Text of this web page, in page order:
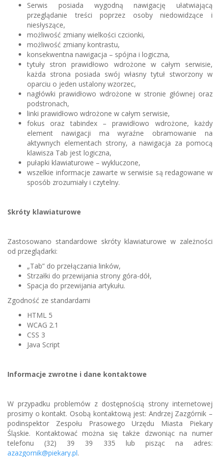
Serwis posiada wygodną nawigację ułatwiającą
przeglądanie treści poprzez osoby niedowidzące i
niesłyszące,
możliwość zmiany wielkości czcionki,
możliwość zmiany kontrastu,
konsekwentna nawigacja – spójna i logiczna,
tytuły stron prawidłowo wdrożone w całym serwisie,
każda strona posiada swój własny tytuł stworzony w
oparciu o jeden ustalony wzorzec,
nagłówki prawidłowo wdrożone w stronie głównej oraz
podstronach,
linki prawidłowo wdrożone w całym serwisie,
fokus oraz tabindex – prawidłowo wdrożone, każdy
element nawigacji ma wyraźne obramowanie na
aktywnych elementach strony, a nawigacja za pomocą
klawisza Tab jest logiczna,
pułapki klawiaturowe – wykluczone,
wszelkie informacje zawarte w serwisie są redagowane w
sposób zrozumiały i czytelny.
Skróty klawiaturowe
Zastosowano standardowe skróty klawiaturowe w zależności
od przeglądarki:
„Tab” do przełączania linków,
Strzałki do przewijania strony góra-dół,
Spacja do przewijania artykułu.
Zgodność ze standardami
HTML 5
WCAG 2.1
CSS 3
Java Script
Informacje zwrotne i dane kontaktowe
W przypadku problemów z dostępnością strony internetowej
prosimy o kontakt. Osobą kontaktową jest: Andrzej Zazgórnik –
podinspektor Zespołu Prasowego Urzędu Miasta Piekary
Śląskie. Kontaktować można się także dzwoniąc na numer
telefonu (32) 39 39 335 lub pisząc na adres:
azazgornik@piekary.pl.